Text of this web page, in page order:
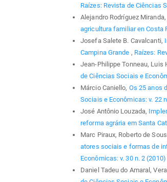
Raízes: Revista de Ciências
Alejandro Rodríguez
agricultura familiar en Costa
Josefa Salete B. Cavalcanti,
Campina Grande , Raízes:
Jean-Philippe Tonneau, Luis
de Ciências Sociais e
Márcio Caniello, Os 25 anos
Sociais e Econômicas: v. 22
José Antônio Louzada,
reforma agrária em Santa
Marc Piraux, Roberto de
atores sociais e formas de
Econômicas: v. 30 n. 2 (2010)
Daniel Tadeu do Amaral,